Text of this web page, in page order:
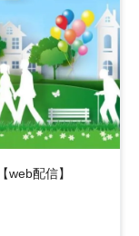
web配信】